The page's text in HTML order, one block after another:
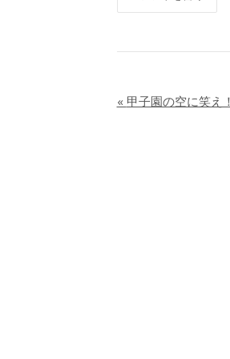
« 甲子園の空に笑え